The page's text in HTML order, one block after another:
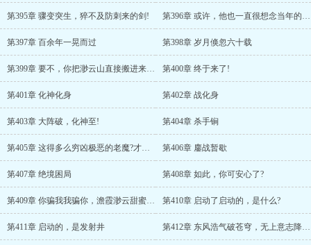
第395章 骤变突生，猝不及防刺来的剑! 第396章 或许，他也一直很想念当年的大伙儿吧
第397章 百余年一晃而过 第398章 岁月倏忽六十载
第399章 要不，你把渺云山直接搬进来吧! 第400章 终于来了!
第401章 化神化身 第402章 战化身
第403章 大阵破，化神至! 第404章 杀手锏
第405章 这得多么穷凶极恶的老魔?才能有如此庞大的阴煞之海! 第406章 鏖战暂歇
第407章 绝境困局 第408章 如此，你可安心了?
第409章 你骗我我骗你，澹霞渺云甜蜜蜜～! 第410章 启动了启动的，是什么?
第411章 启动的，是发射井 第412章 东风浩气破苍穹，无上意志降临!